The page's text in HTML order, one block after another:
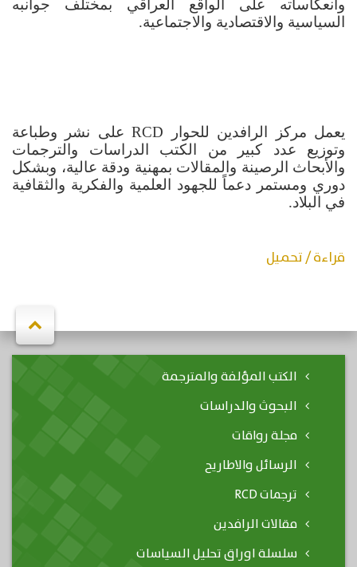
وانعكاساته على الواقع العراقي بمختلف جوانبه
السياسية والاقتصادية والاجتماعية.
يعمل مركز الرافدين للحوار RCDعلى نشر وطباعة
وتوزيع عدد كبير من الكتب الدراسات والترجمات
والأبحاث الرصينة والمقالات بمهنية ودقة عالية، وبشكل
دوري ومستمر دعماً للجهود العلمية والفكرية والثقافية
في البلاد.
قراءة / تحميل
الكتب المؤلفة والمترجمة
البحوث والدراسات
مجلة رواقات
الرسائل والاطاريح
ترجمات RCD
مقالات الرافدين
سلسلة اوراق تحليل السياسات